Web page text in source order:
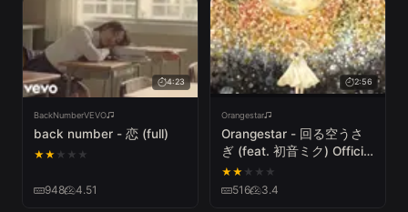
4:23
BackNumberVEVO
back number - 恋 (full)
★★ ★ ★ ★
948 4.51
2:56
Orangestar
Orangestar - 回る空うさ
ぎ (feat. 初音ミク) Official
Video
★★ ★ ★ ★
516 3.4